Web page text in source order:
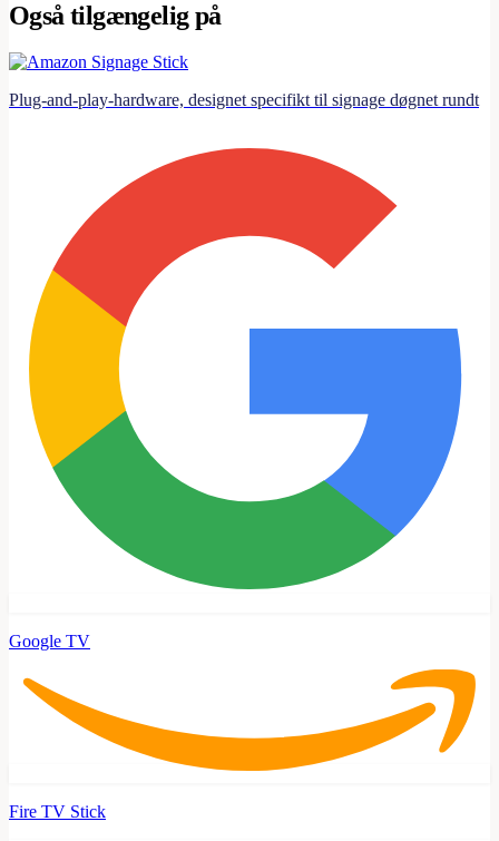
Også tilgængelig på
Plug-and-play-hardware, designet specifikt til signage døgnet rundt
Google TV
Fire TV Stick